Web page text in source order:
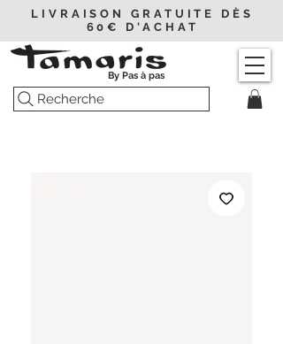
LIVRAISON GRATUITE DÈS
60€ D'ACHAT
Recherche
By Pas à pas